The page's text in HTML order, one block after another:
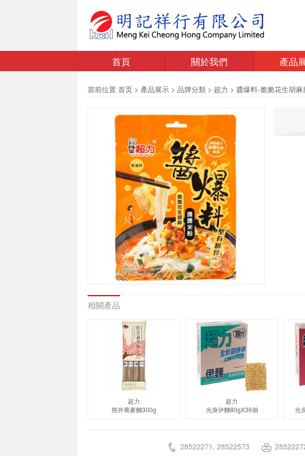
首頁 關於我們 產品
當前位置 首页 > 產品展示 > 品牌分類 > 超力 > 醬爆料-脆脆花生胡
相關產品
超力
熊井蕎麥麵300g
超力
光身伊麵80gX36個
光
28522271, 28522573